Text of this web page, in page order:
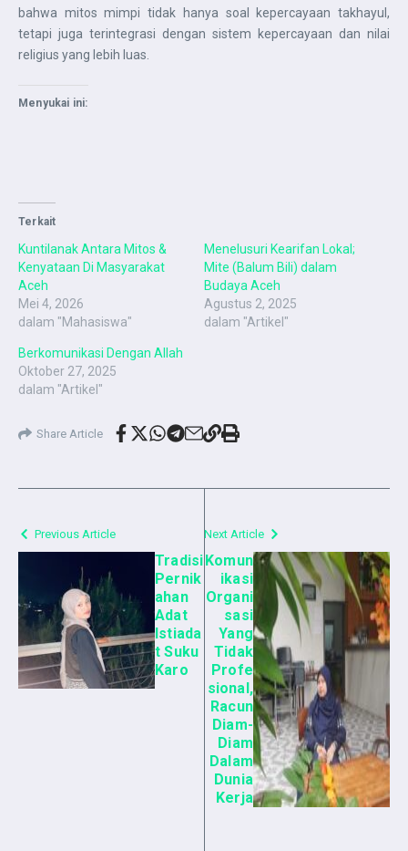
bahwa mitos mimpi tidak hanya soal kepercayaan takhayul,
tetapi juga terintegrasi dengan sistem kepercayaan dan nilai
religius yang lebih luas.
Menyukai ini:
Terkait
Kuntilanak Antara Mitos &
Kenyataan Di Masyarakat
Aceh
Mei 4, 2026
dalam "Mahasiswa"
Menelusuri Kearifan Lokal;
Mite (Balum Bili) dalam
Budaya Aceh
Agustus 2, 2025
dalam "Artikel"
Berkomunikasi Dengan Allah
Oktober 27, 2025
dalam "Artikel"
Share Article
Previous Article
Tradisi
Pernik
ahan
Adat
Istiada
t Suku
Karo
Next Article
Komun
ikasi
Organi
sasi
Yang
Tidak
Profe
sional,
Racun
Diam-
Diam
Dalam
Dunia
Kerja